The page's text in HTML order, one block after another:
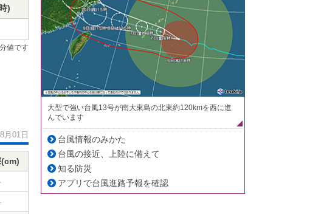
)
値です
月01日
大型で強い台風13号が南大東島の北東約120kmを西に進
んでいます
台風情報のみかた
台風の接近、上陸に備えて
知る防災
アプリで台風進路予報を確認